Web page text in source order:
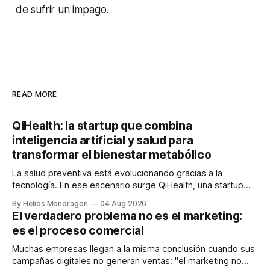
de sufrir un impago.
READ MORE
QiHealth: la startup que combina
inteligencia artificial y salud para
transformar el bienestar metabólico
La salud preventiva está evolucionando gracias a la
tecnología. En ese escenario surge QiHealth, una startup
dispositivos inteligentes, inteligencia artificial y monitoreo
en tiempo real para ayudar a las personas a tomar mejores
decisiones sobre su salud metabólica. Su propuesta busca
responder
By Helios Mondragon 04 Aug 2026
El verdadero problema no es el marketing:
es el proceso comercial
Muchas empresas llegan a la misma conclusión cuando sus
campañas digitales no generan ventas: "el marketing no